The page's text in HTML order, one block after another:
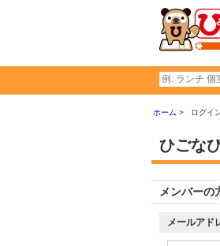
ホーム ログイ
ひごな
メンバーの
メールアド